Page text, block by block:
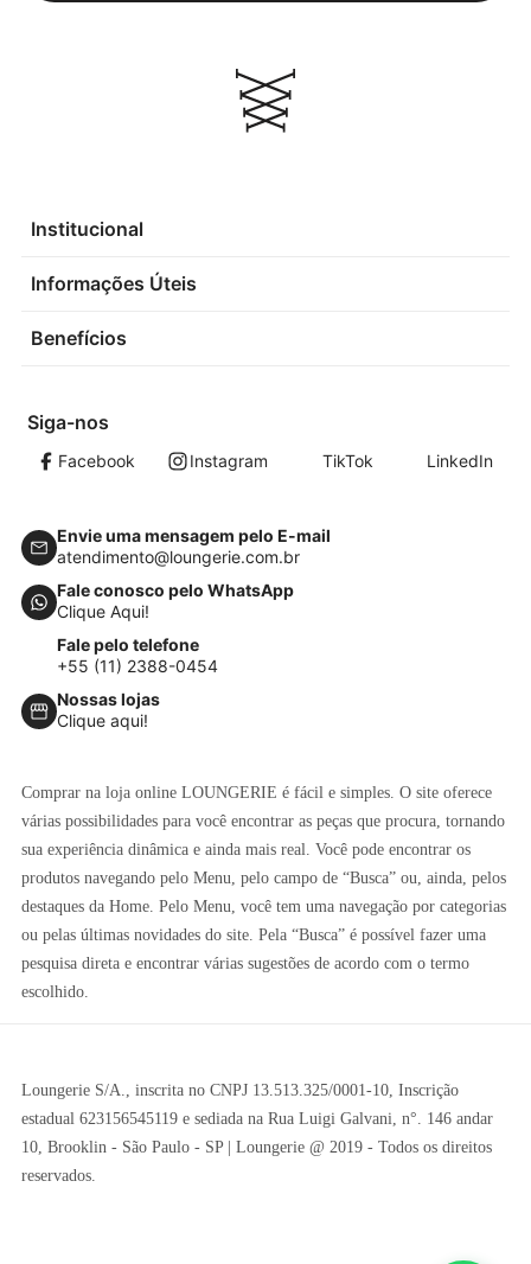
Institucional
Informações Úteis
Benefícios
Siga-nos
Facebook Instagram TikTok LinkedIn
Envie uma mensagem pelo E-mail
atendimento@loungerie.com.br
Fale conosco pelo WhatsApp
Clique Aqui!
Fale pelo telefone
+55 (11) 2388-0454
Nossas lojas
Clique aqui!
Comprar na loja online LOUNGERIE é fácil e simples. O site oferece
várias possibilidades para você encontrar as peças que procura, tornando
sua experiência dinâmica e ainda mais real. Você pode encontrar os
produtos navegando pelo Menu, pelo campo de “Busca” ou, ainda, pelos
destaques da Home. Pelo Menu, você tem uma navegação por categorias
ou pelas últimas novidades do site. Pela “Busca” é possível fazer uma
pesquisa direta e encontrar várias sugestões de acordo com o termo
escolhido.
Loungerie S/A., inscrita no CNPJ 13.513.325/0001-10, Inscrição
estadual 623156545119 e sediada na Rua Luigi Galvani, n°. 146 andar
10, Brooklin - São Paulo - SP | Loungerie @ 2019 - Todos os direitos
reservados.